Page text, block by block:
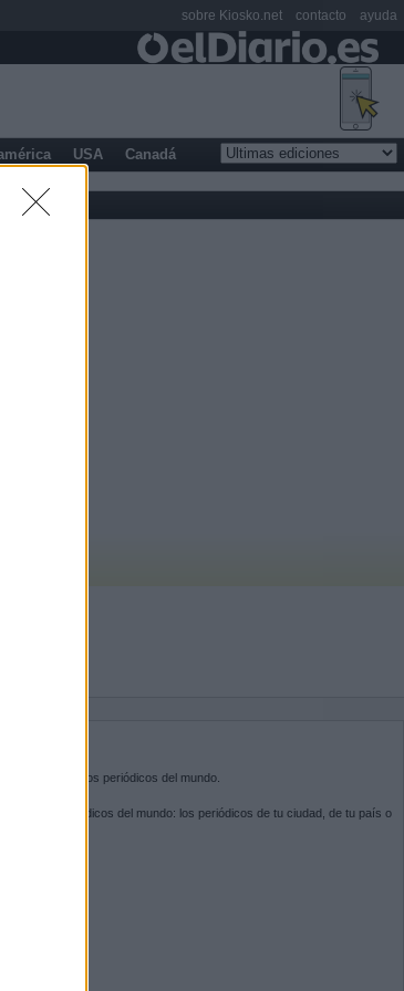
USA Canadá
de entrada a los periódicos del mundo.
de los periódicos del mundo: los periódicos de tu ciudad, de tu país o
sobre Kiosko.net contacto ayuda